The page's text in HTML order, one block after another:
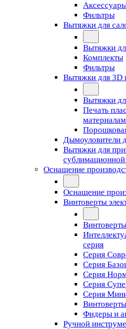
Фильтры
Вытяжки для
Вытяжки
Комплекты
Фильтры
Вытяжки для 3D
Вытяжки
Печать
Дымоуловители
Вытяжки для
сублимационной
Оснащение
Оснащение
Винтоверты
серия
Серия
Серия
Серия
Серия
Серия
Фидеры и
Ручной